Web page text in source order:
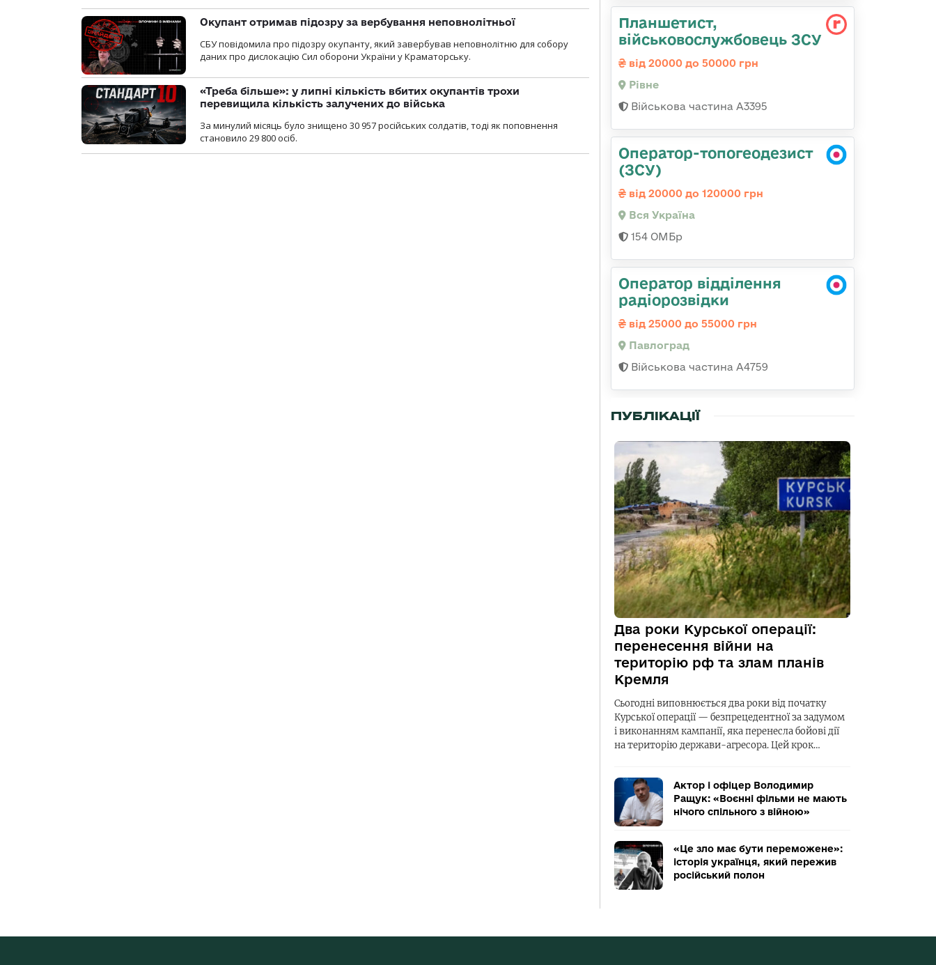
Окупант отримав підозру за вербування неповнолітньої
СБУ повідомила про підозру окупанту, який завербував неповнолітню для собору
даних про дислокацію Сил оборони України у Краматорську.
«Треба більше»: у липні кількість вбитих окупантів трохи
перевищила кількість залучених до війська
За минулий місяць було знищено 30 957 російських солдатів, тоді як поповнення
становило 29 800 осіб.
Планшетист,
військовослужбовець ЗСУ
від 20000 до 50000 грн
Рівне
Військова частина А3395
Оператор-топогеодезист
(ЗСУ)
від 20000 до 120000 грн
Вся Україна
154 ОМБр
Оператор відділення
радіорозвідки
від 25000 до 55000 грн
Павлоград
Військова частина А4759
ПУБЛІКАЦІЇ
Два роки Курської операції:
перенесення війни на
територію рф та злам планів
Кремля
Сьогодні виповнюється два роки від початку
Курської операції — безпрецедентної за задумом
і виконанням кампанії, яка перенесла бойові дії
на територію держави-агресора. Цей крок…
Актор і офіцер Володимир
Ращук: «Воєнні фільми не мають
нічого спільного з війною»
«Це зло має бути переможене»:
історія українця, який пережив
російський полон